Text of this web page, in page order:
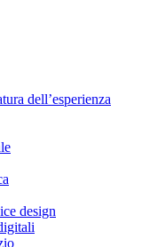
dell’esperienza
design